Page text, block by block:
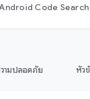
Code Search
ามปลอดภัย หัว